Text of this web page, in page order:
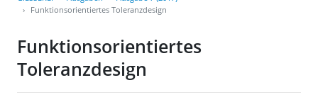
Funktionsorientiertes Toleranzdesign
Funktionsorientiertes
Toleranzdesign